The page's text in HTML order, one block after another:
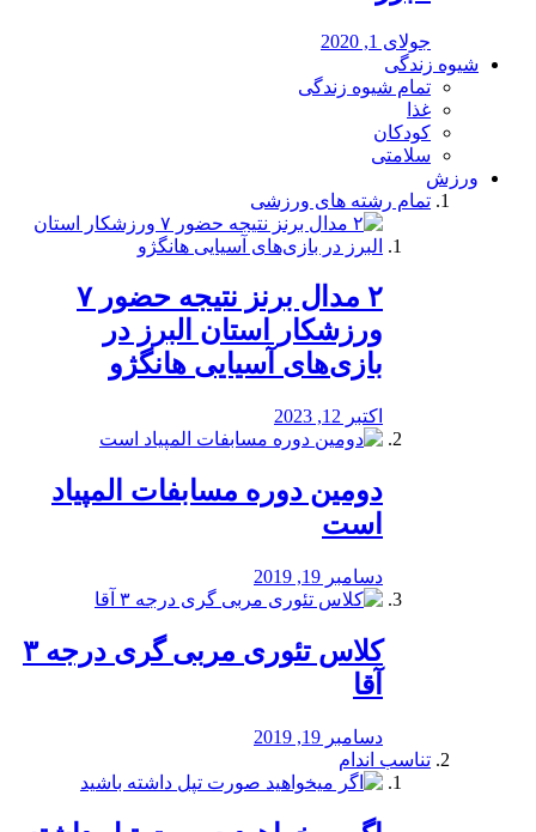
جولای 1, 2020
شیوه زندگی
تمام شیوه زندگی
غذا
کودکان
سلامتی
ورزش
تمام رشته های ورزشی
۲ مدال برنز نتیجه حضور ۷
ورزشکار استان البرز در
بازی‌های آسیایی هانگژو
اکتبر 12, 2023
دومین دوره مسابفات المپیاد
است
دسامبر 19, 2019
کلاس تئوری مربی گری درجه ۳
آقا
دسامبر 19, 2019
تناسب اندام